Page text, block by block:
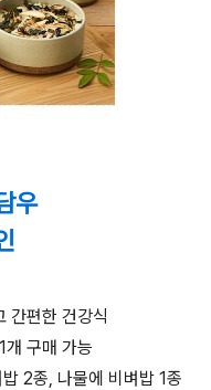
우
간편한 건강식
개 구매 가능
2종, 나물에 비벼밥 1종